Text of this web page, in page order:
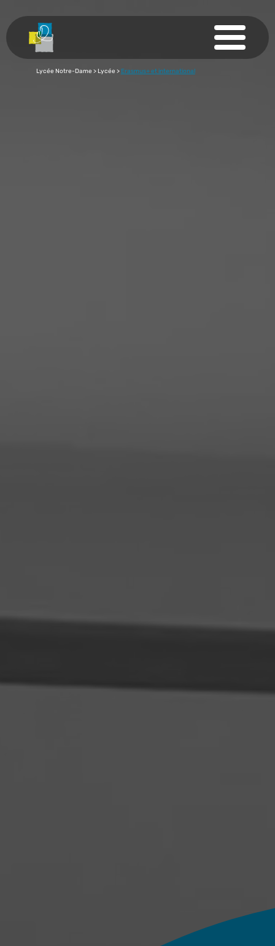
Lycée Notre-Dame > Lycée > Erasmus+ et international